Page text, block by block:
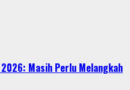
Masih Perlu Melangkah